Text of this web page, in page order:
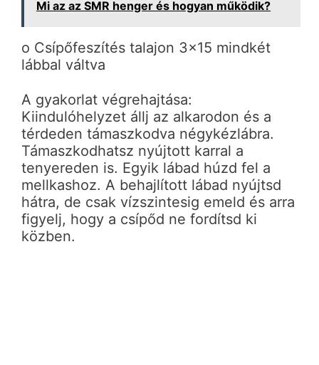
Mi az az SMR henger és hogyan működik?
o Csípőfeszítés talajon 3×15 mindkét
lábbal váltva
A gyakorlat végrehajtása:
Kiindulóhelyzet állj az alkarodon és a
térdeden támaszkodva négykézlábra.
Támaszkodhatsz nyújtott karral a
tenyereden is. Egyik lábad húzd fel a
mellkashoz. A behajlított lábad nyújtsd
hátra, de csak vízszintesig emeld és arra
figyelj, hogy a csípőd ne fordítsd ki
közben.